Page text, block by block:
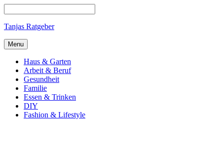
Tanjas Ratgeber
Menu
Haus & Garten
Arbeit & Beruf
Gesundheit
Familie
Essen & Trinken
DIY
Fashion & Lifestyle